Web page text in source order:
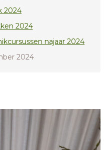
2024
2024
najaar 2024
2024